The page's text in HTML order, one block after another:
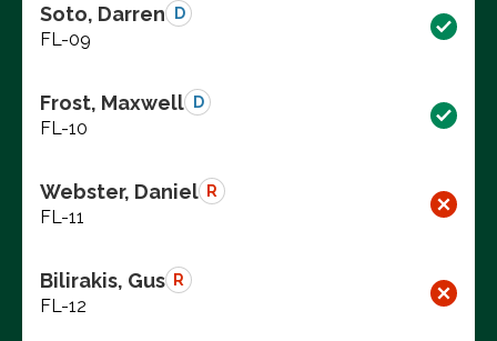
Soto, Darren D
FL-09
Frost, Maxwell D
FL-10
Webster, Daniel R
FL-11
Bilirakis, Gus R
FL-12